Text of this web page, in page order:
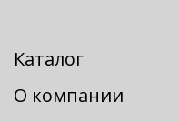
Каталог
О компании